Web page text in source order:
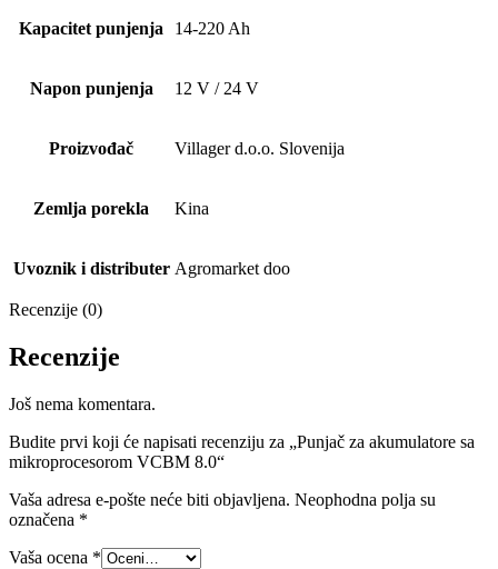
Kapacitet punjenja 14-220 Ah
Napon punjenja 12 V / 24 V
Proizvođač Villager d.o.o. Slovenija
Zemlja porekla Kina
Uvoznik i distributer Agromarket doo
Recenzije (0)
Recenzije
Još nema komentara.
Budite prvi koji će napisati recenziju za „Punjač za akumulatore sa
mikroprocesorom VCBM 8.0“
Vaša adresa e-pošte neće biti objavljena. Neophodna polja su
označena *
Vaša ocena *